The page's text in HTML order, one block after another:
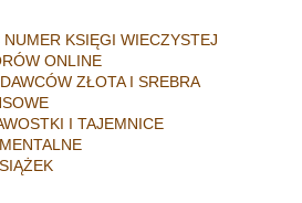
KSIĘGI WIECZYSTEJ
ONLINE
ZŁOTA I SREBRA
I TAJEMNICE